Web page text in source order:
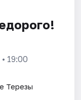
19:00
Терезы